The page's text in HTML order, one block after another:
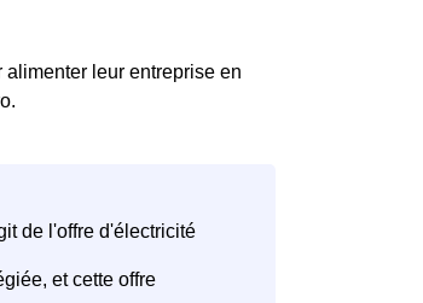
leur entreprise en